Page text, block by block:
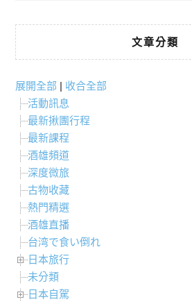
文章分類
展開全部 | 收合全部
活動訊息
最新揪團行程
最新課程
酒雄頻道
深度微旅
古物收藏
熱門精選
酒雄直播
台湾で食い倒れ
日本旅行
未分類
日本自駕